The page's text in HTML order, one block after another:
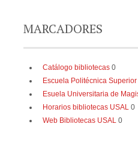
MARCADORES
Catálogo bibliotecas 0
Escuela Politécnica
Esuela Universitaria de
Horarios bibliotecas USAL 0
Web Bibliotecas USAL 0